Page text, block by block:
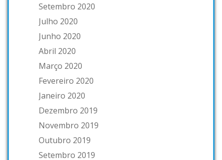
Setembro 2020
Julho 2020
Junho 2020
Abril 2020
Março 2020
Fevereiro 2020
Janeiro 2020
Dezembro 2019
Novembro 2019
Outubro 2019
Setembro 2019